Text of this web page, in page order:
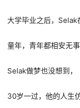
大学毕业之后，Selak
童年，青年都相安无
Selak做梦也没想到，
30岁一过，他的人生